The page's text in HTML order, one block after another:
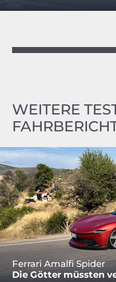
WEITERE
Ferrari Amalfi Spider
Die Götter müssten